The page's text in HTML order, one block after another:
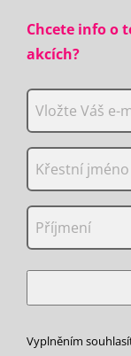
Chcete info o
akcích?
Vyplněním